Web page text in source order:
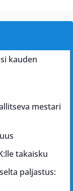
kauden
mestari
takaisku
paljastus: